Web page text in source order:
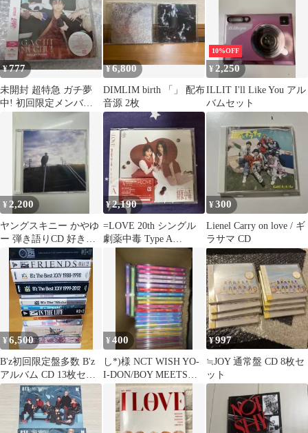
¥777
未開封 超特急 ガチ夢
中! 初回限定メンバー
¥6,800
DIMLIM birth 「」 配布
音源 2枚
10%OFF
¥ 2,250
ILLIT I'll Like You アル
バムセット
¥ 2,200
ヤングスキニー かやゆ
ー 弾き語りCD 好きじ
ゃないよ デモ音源
¥2,190
=LOVE 20th シングル
劇薬中毒 Type A
¥300
Lienel Carry on love / ギ
ラサマ CD
¥6,500
B'z初回限定盤多数 B'z
アルバム CD 13枚セッ
ト まとめ売り
¥400
し*)様 NCT WISH YO-
I-DON/BOY MEETS
GIRL(CD
¥997
≒JOY 通常盤 CD 8枚セ
ット